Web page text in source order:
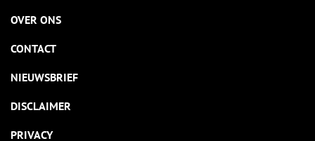
OVER ONS
CONTACT
NIEUWSBRIEF
DISCLAIMER
PRIVACY